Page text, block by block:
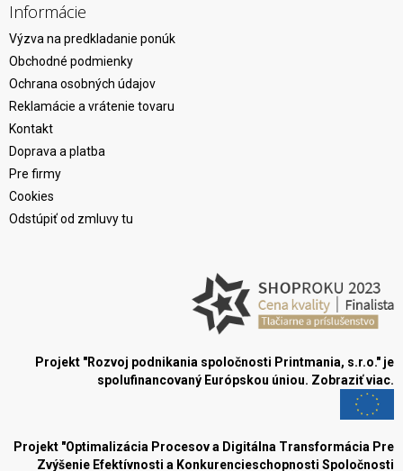
Informácie
Výzva na predkladanie ponúk
Obchodné podmienky
Ochrana osobných údajov
Reklamácie a vrátenie tovaru
Kontakt
Doprava a platba
Pre firmy
Cookies
Odstúpiť od zmluvy tu
Projekt "Rozvoj podnikania spoločnosti Printmania, s.r.o." je
spolufinancovaný Európskou úniou. Zobraziť viac.
Projekt "Optimalizácia Procesov a Digitálna Transformácia Pre
Zvýšenie Efektívnosti a Konkurencieschopnosti Spoločnosti